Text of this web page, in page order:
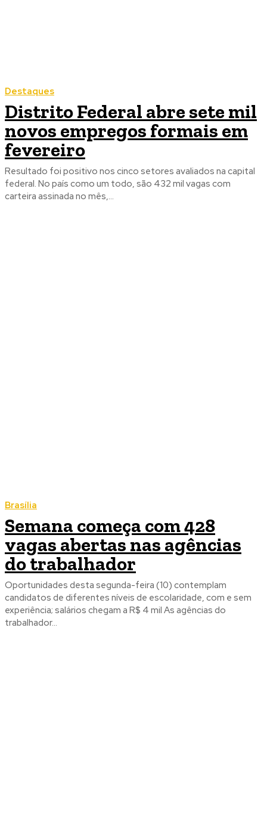
Destaques
Distrito Federal abre sete mil
novos empregos formais em
fevereiro
Resultado foi positivo nos cinco setores avaliados na capital
federal. No país como um todo, são 432 mil vagas com
carteira assinada no mês,...
Brasília
Semana começa com 428
vagas abertas nas agências
do trabalhador
Oportunidades desta segunda-feira (10) contemplam
candidatos de diferentes níveis de escolaridade, com e sem
experiência; salários chegam a R$ 4 mil As agências do
trabalhador...